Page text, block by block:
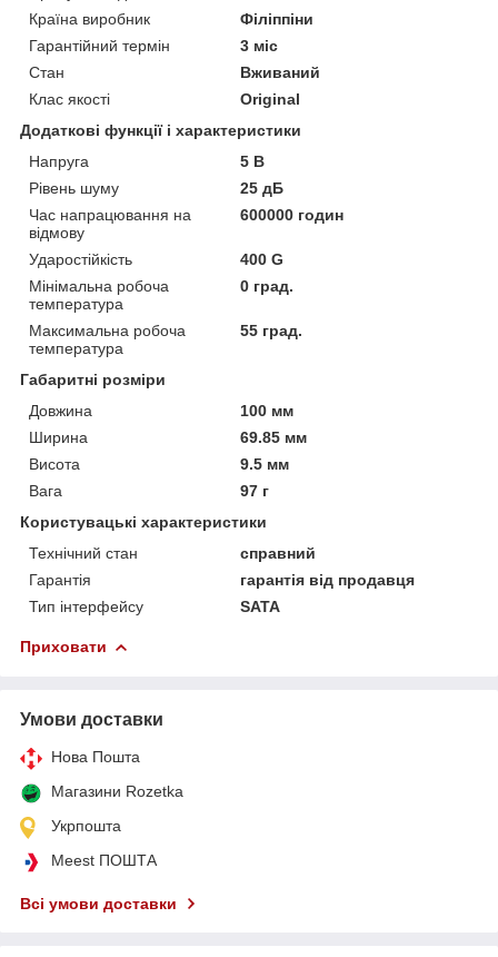
Країна виробник
Філіппіни
Гарантійний термін
3 міс
Стан
Вживаний
Клас якості
Original
Додаткові функції і характеристики
Напруга
5 В
Рівень шуму
25 дБ
Час напрацювання на
відмову
600000 годин
Ударостійкість
400 G
Мінімальна робоча
температура
0 град.
Максимальна робоча
температура
55 град.
Габаритні розміри
Довжина
100 мм
Ширина
69.85 мм
Висота
9.5 мм
Вага
97 г
Користувацькі характеристики
Технічний стан
справний
Гарантія
гарантія від продавця
Тип інтерфейсу
SATA
Приховати
Умови доставки
Нова Пошта
Магазини Rozetka
Укрпошта
Meest ПОШТА
Всі умови доставки